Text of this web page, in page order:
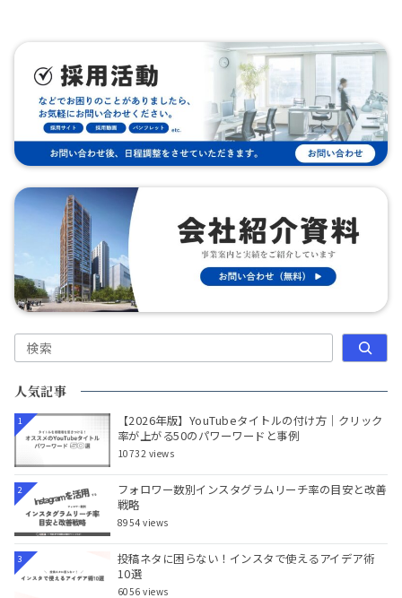
検索
人気記事
1
【2026年版】YouTubeタイトルの付け方｜クリック
率が上がる50のパワーワードと事例
10732 views
2
フォロワー数別インスタグラムリーチ率の目安と改善
戦略
8954 views
3
投稿ネタに困らない！インスタで使えるアイデア術
10選
6056 views